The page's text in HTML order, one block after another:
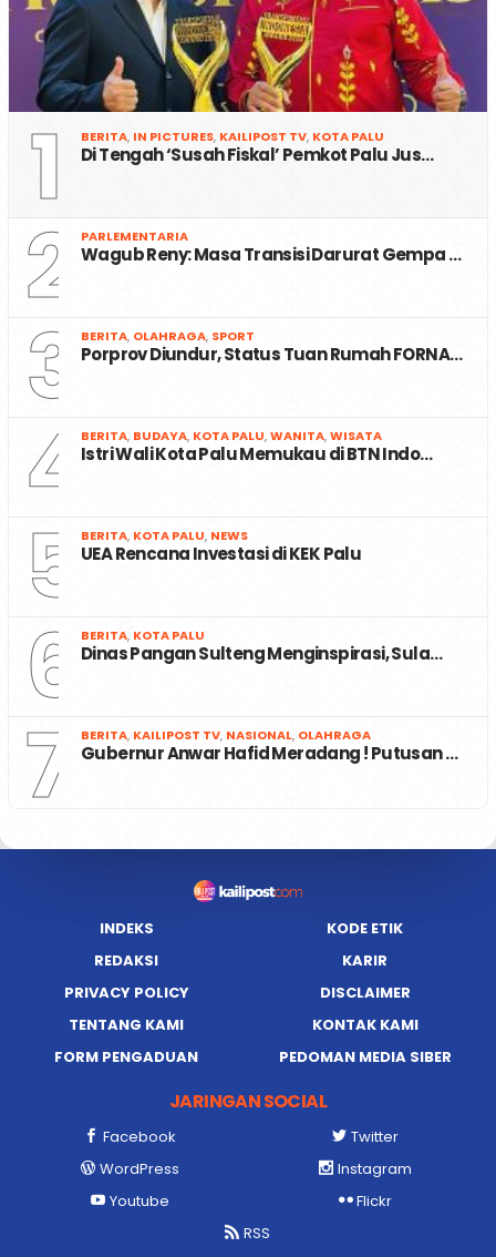
1 BERITA, IN PICTURES, KAILIPOST TV, KOTA PALU
Di Tengah ‘Susah Fiskal’ Pemkot Palu Jus…
2 PARLEMENTARIA
Wagub Reny: Masa Transisi Darurat Gempa …
3 BERITA, OLAHRAGA, SPORT
Porprov Diundur, Status Tuan Rumah FORNA…
4 BERITA, BUDAYA, KOTA PALU,WANITA,WISATA
Istri Wali Kota Palu Memukau di BTN Indo…
5 BERITA, KOTA PALU, NEWS
UEA Rencana Investasi di KEK Palu
6 BERITA, KOTA PALU
Dinas Pangan Sulteng Menginspirasi, Sula…
7 BERITA, KAILIPOST TV, NASIONAL, OLAHRAGA
Gubernur Anwar Hafid Meradang ! Putusan …
INDEKS
KODE ETIK
REDAKSI
KARIR
PRIVACY POLICY
DISCLAIMER
TENTANG KAMI
KONTAK KAMI
FORM PENGADUAN
PEDOMAN MEDIA SIBER
JARINGAN SOCIAL
Facebook
Twitter
WordPress
Instagram
Youtube
Flickr
RSS